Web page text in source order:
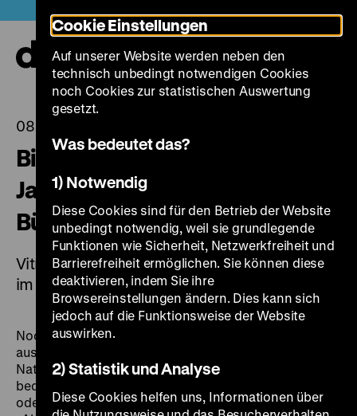
zum
Seiteninhalt
springen
08.05.2023
Bibliothek erinnert an 90.
Jahrestag der
Bücherverbrennungen
Vitrinenausstellung zur Rolle der Bibliotheken
im Nationalsozialismus
Noch bis zum 1. September 2023 sind in der
ausgewählte Zeugnisse der Bücherzensur im
Nationalsozialismus neben indexierten Ausgaben
bedeutender Autoren wie Thomas Mann, Karl Marx
oder Erich Maria Remarque, die der deutschlandweiten
Cookie Einstellungen
Auf unserer Website werden neben den
technisch unbedingt notwendigen Cookies
noch Cookies zur statistischen Auswertung
gesetzt.
Was bedeutet das?
1) Notwendig
Diese Cookies sind für den Betrieb der Website
unbedingt notwendig, weil sie grundlegende
Funktionen wie Sicherheit, Netzwerkfreiheit und
Barrierefreiheit ermöglichen. Sie können diese
deaktivieren, indem Sie ihre
Browsereinstellungen ändern. Dies kann sich
jedoch auf die Funktionsweise der Website
auswirken.
2) Statistik und Analyse
Diese Cookies helfen uns, Informationen über